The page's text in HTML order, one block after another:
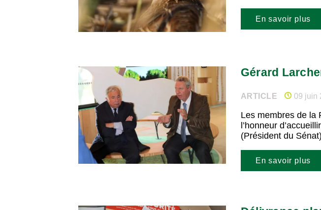
En savoir plus
Gérard
ARTICLE 09 juin
Les membres de la
l’honneur
(Président du
En savoir plus